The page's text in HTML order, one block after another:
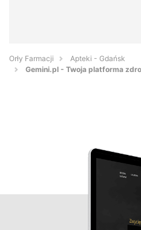
Orły Farmacji
Apteki - Gdańsk
Gemini.pl - Twoja platforma